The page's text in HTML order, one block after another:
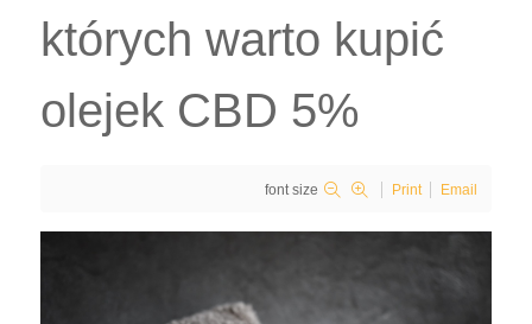
których warto kupić
olejek CBD 5%
font size Print Email